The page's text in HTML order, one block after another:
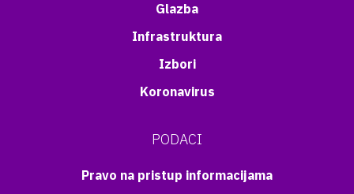
Glazba
Infrastruktura
Izbori
Koronavirus
PODACI
Pravo na pristup informacijama